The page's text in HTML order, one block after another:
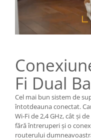
Fi Dual
Cel mai bun sistem de
întotdeauna conectat.
Wi-Fi de 2,4 GHz, cât și
fără întreruperi și o
routerului